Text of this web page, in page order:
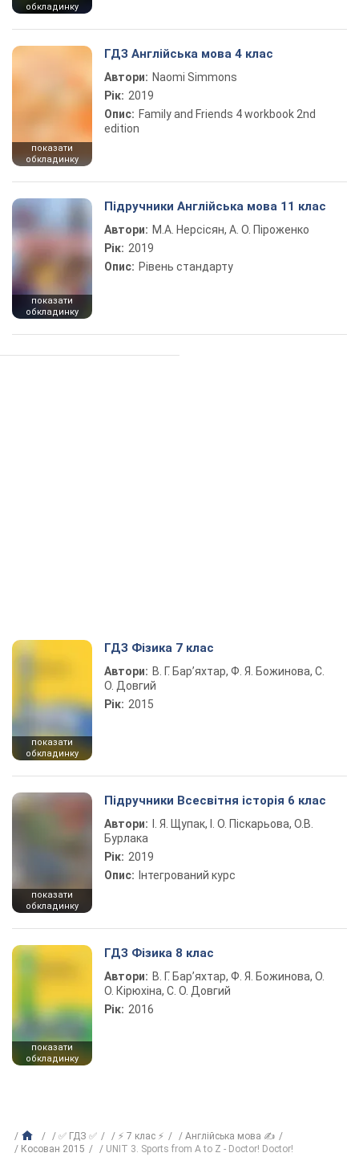
обкладинку
показати
обкладинку
ГДЗ Англійська мова 4 клас
Автори: Naomi Simmons
Рік: 2019
Опис: Family and Friends 4 workbook 2nd
edition
показати
обкладинку
Підручники Англійська мова 11 клас
Автори: М.А. Нерсісян, А. О. Піроженко
Рік: 2019
Опис: Рівень стандарту
показати
обкладинку
ГДЗ Фізика 7 клас
Автори: В. Г. Бар’яхтар, Ф. Я. Божинова, С.
О. Довгий
Рік: 2015
показати
обкладинку
Підручники Всесвітня історія 6 клас
Автори:
І. Я. Щупак, І. О. Піскарьова, О.В.
Бурлака
Рік: 2019
Опис: Інтегрований курс
показати
обкладинку
ГДЗ Фізика 8 клас
Автори: В. Г. Бар’яхтар, Ф. Я. Божинова, О.
О. Кірюхіна, С. О. Довгий
Рік: 2016
✅ ГДЗ ✅ ⚡ 7 клас ⚡
Англійська мова ✍
Косован 2015
UNIT 3. Sports from A to Z - Doctor! Doctor!